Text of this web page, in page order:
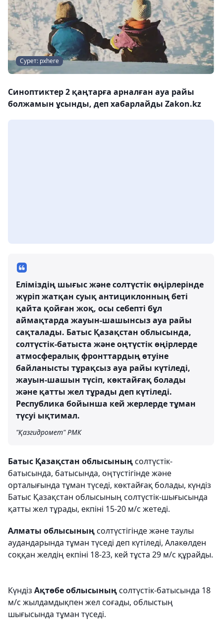
Сурет: pxhere
Синоптиктер 2 қаңтарға арналған ауа райы
болжамын ұсынды, деп хабарлайды Zakon.kz
Еліміздің шығыс және солтүстік өңірлерінде
жүріп жатқан суық антициклонның беті
қайта қойған жоқ, осы себепті бұл
аймақтарда жауын-шашынсыз ауа райы
сақталады. Батыс Қазақстан облысында,
солтүстік-батыста және оңтүстік өңірлерде
атмосфералық фронттардың өтуіне
байланысты тұрақсыз ауа райы күтіледі,
жауын-шашын түсіп, көктайғақ болады
және қатты жел тұрады деп күтіледі.
Республика бойынша кей жерлерде тұман
түсуі ықтимал.
"Қазгидромет" РМК
Батыс Қазақстан облысыныңсолтүстік-
батысында, батысында, оңтүстігінде және
орталығында тұман түседі, көктайғақ болады, күндіз
Батыс Қазақстан облысының солтүстік-шығысында
қатты жел тұрады, екпіні 15-20 м/с жетеді.
Алматы облысыныңсолтүстігінде және таулы
аудандарында тұман түседі деп күтіледі, Алакөлден
соққан желдің екпіні 18-23, кей тұста 29 м/с құрайды.
Күндіз Ақтөбе облысыныңсолтүстік-батысында 18
м/с жылдамдықпен жел соғады, облыстың
шығысында тұман түседі.